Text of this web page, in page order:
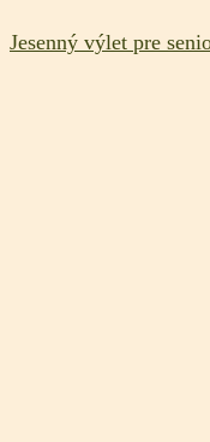
Jesenný výlet pre